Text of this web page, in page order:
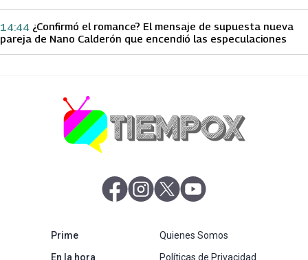
¿Confirmó el romance? El mensaje de supuesta nueva
pareja de Nano Calderón que encendió las especulaciones
14:44
abre en nueva pestaña
abre en nueva pestaña
abre en nueva pestaña
Primeabre en nueva pestaña
En la horaabre en nueva pestaña
Quienes Somos
Políticas de Privacidad